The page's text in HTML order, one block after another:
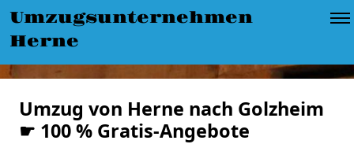
Umzugsunternehmen
Herne
Umzug von Herne nach Golzheim
☛ 100 % Gratis-Angebote